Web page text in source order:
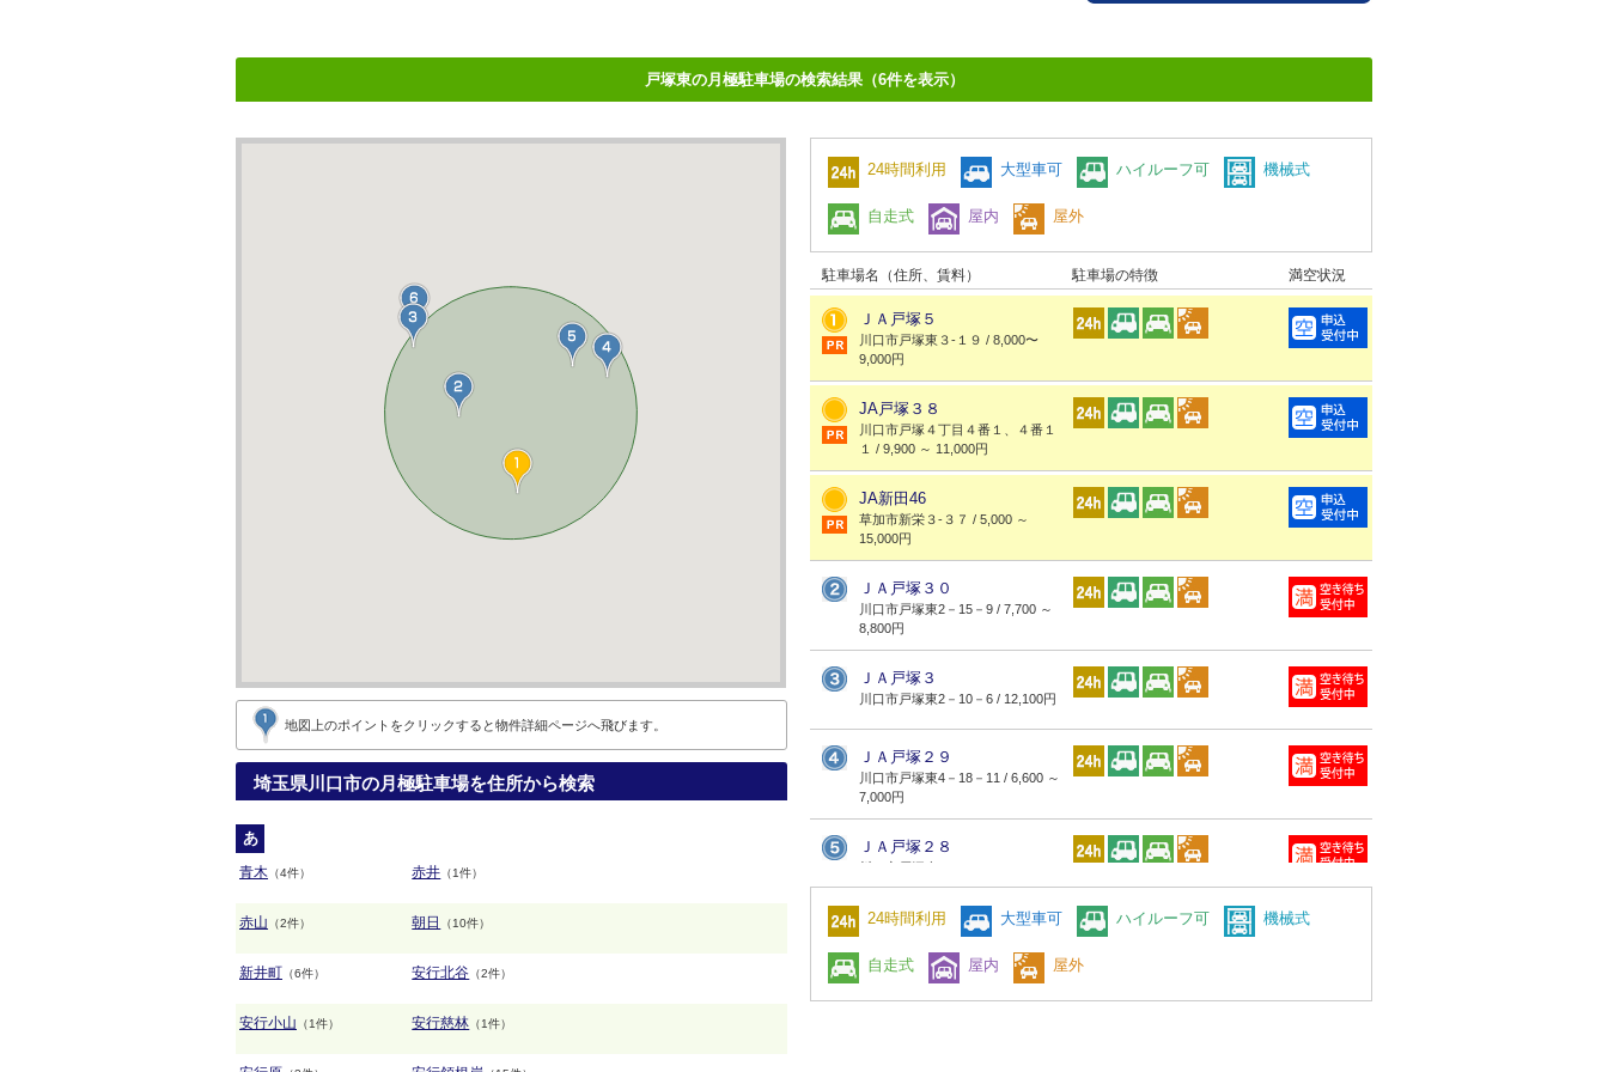
戸塚東の月極駐車場の検索結果（6件を表示）
地図上のポイントをクリックすると物件詳細ページへ飛びます。
埼玉県川口市の月極駐車場を住所から検索
あ
青木 （4件） 赤井 （1件）
赤山 （2件） 朝日 （10件）
新井町 （6件） 安行北谷 （2件）
安行小山 （1件） 安行慈林 （1件）
24時間利用 大型車可 ハイルーフ可 機械式
自走式 屋内 屋外
駐車場名（住所、賃料） 駐車場の特徴 満空状況
ＪＡ戸塚５
川口市戸塚東３-１９ / 8,000〜
9,000円
JA戸塚３８
川口市戸塚４丁目４番１、４番１
１ / 9,900 ～ 11,000円
JA新田46
草加市新栄３-３７ / 5,000 ～
15,000円
ＪＡ戸塚３０
川口市戸塚東2－15－9 / 7,700 ～
8,800円
ＪＡ戸塚３
川口市戸塚東2－10－6 / 12,100円
ＪＡ戸塚２９
川口市戸塚東4－18－11 / 6,600 ～
7,000円
ＪＡ戸塚２８
川口市戸塚東4－16－1 / 11,500 ～
13,000円
川口市戸塚東1－18－14 / 8,800円
24時間利用 大型車可 ハイルーフ可 機械式
自走式 屋内 屋外